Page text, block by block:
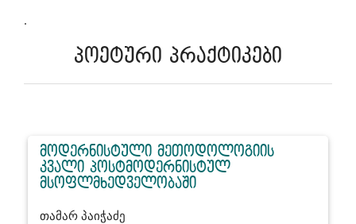
.
პოეტური პრაქტიკები
მოდერნისტული მეთოდოლოგიის
კვალი პოსტმოდერნისტულ
მსოფლმხედველობაში
თამარ პაიჭაძე